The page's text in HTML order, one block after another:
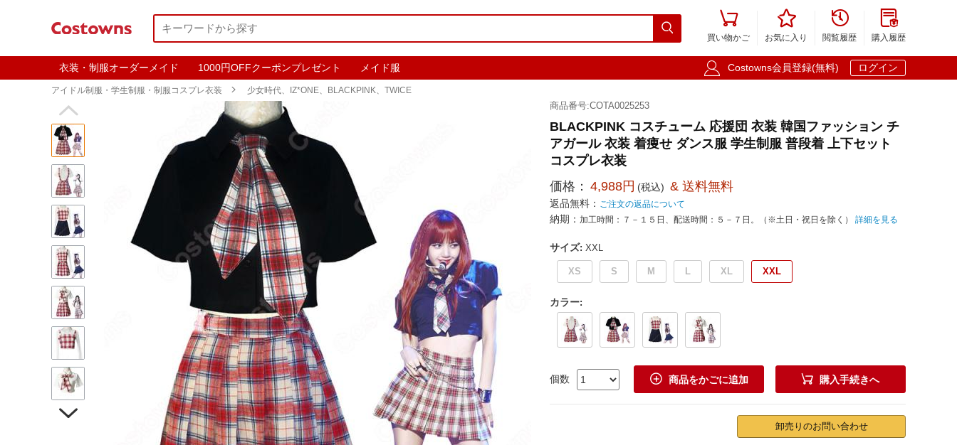


買い物かご

お気に入り

閲覧履歴

購入履歴
衣装・制服オーダーメイド 1000円OFFクーポンプレゼント メイド服  Costowns会員登録(無料) ログイン
アイドル制服・学生制服・制服コスプレ衣装  少女時代、IZ*ONE、BLACKPINK、TWICE


商品番号:COTA0025253
BLACKPINK コスチューム 応援団 衣装 韓国ファッション チ
アガール 衣装 着痩せ ダンス服 学生制服 普段着 上下セット
コスプレ衣装
価格： 4,988円 (税込) & 送料無料
返品無料： ご注文の返品について
納期： 加工時間：７－１５日、配送時間：５－７日。（※土日・祝日を除く） 詳細を見る
サイズ: XXL
XS S M L XL XXL
カラー:
個数  商品をかごに追加  購入手続きへ
卸売りのお問い合わせ